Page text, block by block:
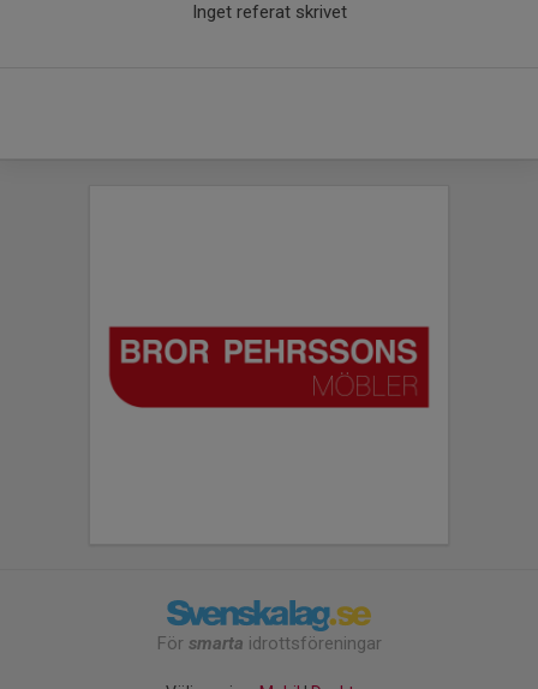
Inget referat skrivet
För smarta idrottsföreningar